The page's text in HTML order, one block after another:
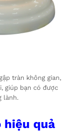
tràn không gian,
giúp bạn có được
lành.
hiệu quả